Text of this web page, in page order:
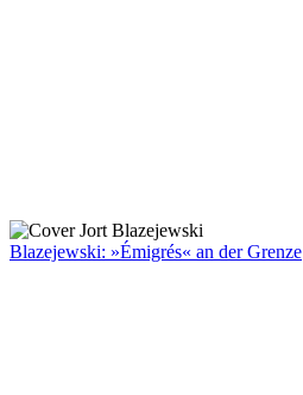
Blazejewski: »Émigrés« an der Grenze